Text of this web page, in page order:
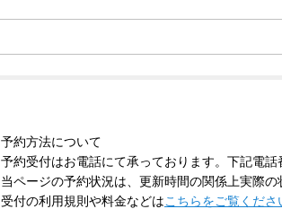
予約方法について
予約受付はお電話にて承っております。下記電
当ページの予約状況は、更新時間の関係上実際
受付の利用規則や料金などはこちらをご覧くださ